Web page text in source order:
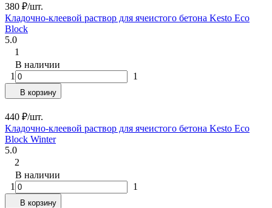
380 ₽/шт.
Кладочно-клеевой раствор для ячеистого бетона Kesto Eco
Block
5.0
1
В наличии
1
1
В корзину
440 ₽/шт.
Кладочно-клеевой раствор для ячеистого бетона Kesto Eco
Block Winter
5.0
2
В наличии
1
1
В корзину